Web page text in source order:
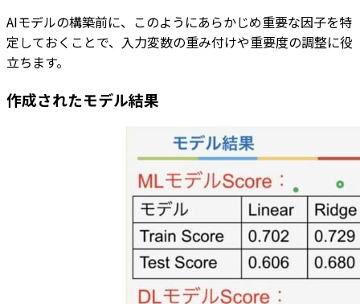
AIモデルの構築前に、このようにあらかじめ重要な因子を特
定しておくことで、入力変数の重み付けや重要度の調整に役
立ちます。
作成されたモデル結果